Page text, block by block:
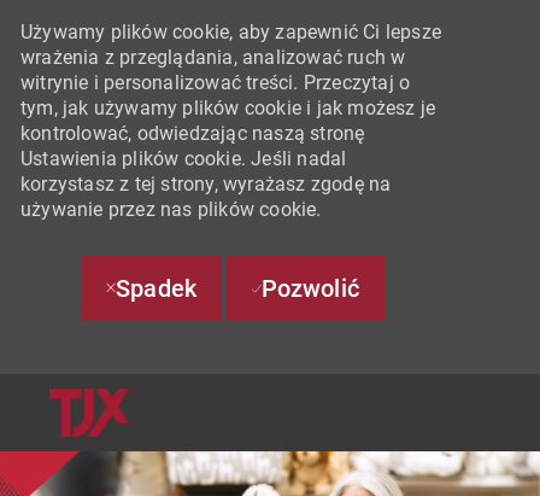
Używamy plików cookie, aby zapewnić Ci lepsze
wrażenia z przeglądania, analizować ruch w
witrynie i personalizować treści. Przeczytaj o
tym, jak używamy plików cookie i jak możesz je
kontrolować, odwiedzając naszą stronę
Ustawienia plików cookie. Jeśli nadal
korzystasz z tej strony, wyrażasz zgodę na
używanie przez nas plików cookie.
Spadek Pozwolić